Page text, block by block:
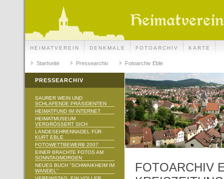
HEIMATVEREIN DENKMALE FOTOARCHIV KARTE
Startseite Pressearchiv Fotoarchiv Eble
PRESSEARCHIV
SAURER WEIN UND
SCHLAFENDE PRÄSIDENTEN
HEIMATFUND IM INTERNET
HEIMATMUSEUM
VERGRÖSSERT SICH
LANDESEHRENNADEL FÜR
KURT EBLE
FOTOWETTBEWERB 2007
EINER BRACHTE FOTOS AM
SONNTAGMORGEN
NEUES BUCH "SCHWAIKHEIM IM
WANDEL"
FOTOARCHIV